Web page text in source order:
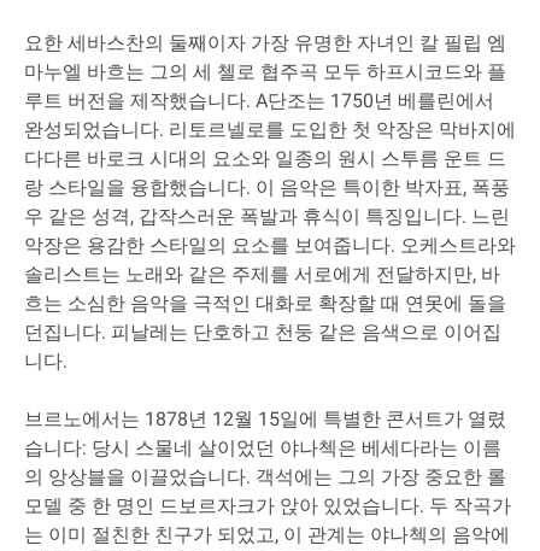
요한 세바스찬의 둘째이자 가장 유명한 자녀인 칼 필립 엠
마누엘 바흐는 그의 세 첼로 협주곡 모두 하프시코드와 플
루트 버전을 제작했습니다. A단조는 1750년 베를린에서
완성되었습니다. 리토르넬로를 도입한 첫 악장은 막바지에
다다른 바로크 시대의 요소와 일종의 원시 스투름 운트 드
랑 스타일을 융합했습니다. 이 음악은 특이한 박자표, 폭풍
우 같은 성격, 갑작스러운 폭발과 휴식이 특징입니다. 느린
악장은 용감한 스타일의 요소를 보여줍니다. 오케스트라와
솔리스트는 노래와 같은 주제를 서로에게 전달하지만, 바
흐는 소심한 음악을 극적인 대화로 확장할 때 연못에 돌을
던집니다. 피날레는 단호하고 천둥 같은 음색으로 이어집
니다.
브르노에서는 1878년 12월 15일에 특별한 콘서트가 열렸
습니다: 당시 스물네 살이었던 야나첵은 베세다라는 이름
의 앙상블을 이끌었습니다. 객석에는 그의 가장 중요한 롤
모델 중 한 명인 드보르자크가 앉아 있었습니다. 두 작곡가
는 이미 절친한 친구가 되었고, 이 관계는 야나첵의 음악에